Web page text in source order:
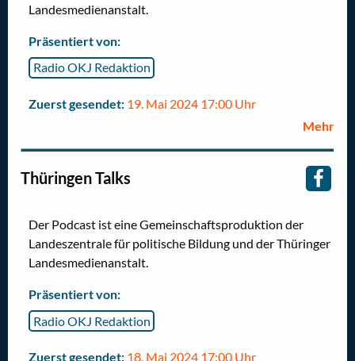
Landesmedienanstalt.
Präsentiert von:
Radio OKJ Redaktion
Zuerst gesendet: 19. Mai 2024 17:00 Uhr
Mehr
Thüringen Talks
Der Podcast ist eine Gemeinschaftsproduktion der
Landeszentrale für politische Bildung und der Thüringer
Landesmedienanstalt.
Präsentiert von:
Radio OKJ Redaktion
Zuerst gesendet: 18. Mai 2024 17:00 Uhr